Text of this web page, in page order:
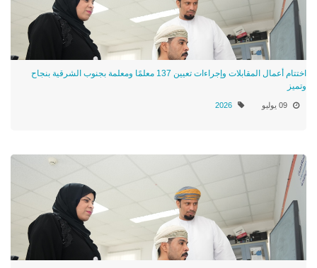
اختتام أعمال المقابلات وإجراءات تعيين 137 معلمًا ومعلمة بجنوب الشرقية بنجاح
وتميز
09 يوليو 2026